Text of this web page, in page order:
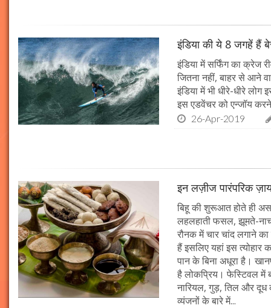
इंडिया की ये 8 जगहें हैं
इंडिया में सर्फिंग का क्रेज
जितना नहीं, बाहर से आने
इंडिया में भी धीरे-धीरे
इस एडवेंचर को एन्जॉय
26-Apr-2019
इन लज़ीज पारंपरिक
बिहू की शुरूआत होते ही
लहलहाती फसल, झूमते-
रौनक में चार चांद लगाने
हैं इसलिए यहां इस त्योहार
पान के बिना अधूरा है।
है लोकप्रिय। फेस्टिवल में
नारियल, गुड़, तिल और दूध
व्यंजनों के बारे में...